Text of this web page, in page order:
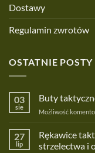
Dostawy
Regulamin zwrotów
OSTATNIE POSTY
03
sie
Buty
Możliwość
27
lip
Rękawice
strzelectwa i